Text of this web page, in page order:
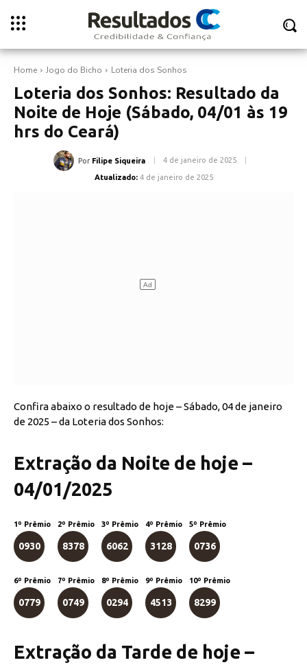
Home Jogo do Bicho Loteria dos Sonhos
Loteria dos Sonhos: Resultado da
Noite de Hoje (Sábado, 04/01 às 19
hrs do Ceará)
Por Filipe Siqueira 4 de janeiro de 2025
Atualizado: 4 de janeiro de 2025
Confira abaixo o resultado de hoje – Sábado, 04 de janeiro
de 2025 – da Loteria dos Sonhos:
Extração da Noite de hoje –
04/01/2025
1º Prêmio
0930
2º Prêmio
8378
3º Prêmio
6062
4º Prêmio
3128
5º Prêmio
0736
6º Prêmio
0779
7º Prêmio
0749
8º Prêmio
0294
9º Prêmio
4513
10º Prêmio
8299
Extração da Tarde de hoje –